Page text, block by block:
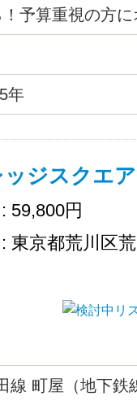
予算重視の方
防犯カメラ付き
で、お引越しも
年
ッジスクエ
59,800円
東京都荒川区
線 町屋（地下